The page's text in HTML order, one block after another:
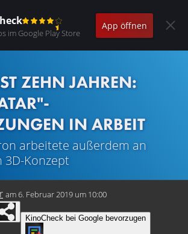
im Google Play Store
App öffnen
ZEHN JAHREN:
IN ARBEIT
arbeitete außerdem an
3D-Konzept
am6. Februar 2019 um 10:00
KinoCheck bei Google bevorzugen